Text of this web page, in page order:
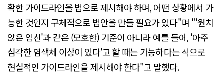
확한 가이드라인을 법으로 제시해야 하며, 어떤 상황에서 가
능한 것인지 구체적으로 법안을 만들 필요가 있다"며 "'원치
않은 임신'과 같은 (모호한) 기준이 아니라 예를 들어, '아주
심각한 염색체 이상이 있다'고 할 때는 가능하다는 식으로
현실적인 가이드라인을 제시해야 한다"고 말했다.